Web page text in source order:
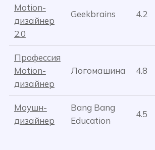
Motion-
дизайнер
2.0
Geekbrains 4.2
Профессия
Motion-
дизайнер
Логомашина 4.8
Моушн-
дизайнер
Bang Bang
Education
4.5